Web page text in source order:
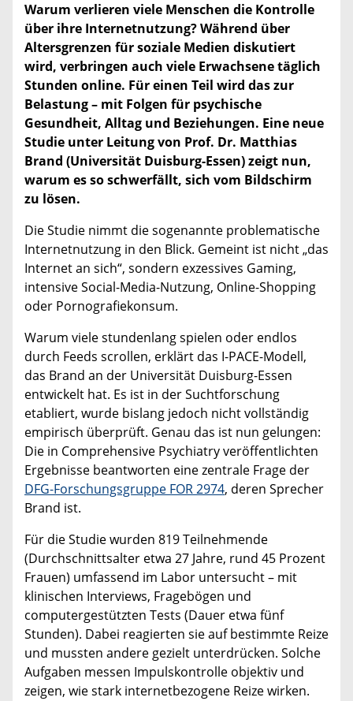
Warum verlieren viele Menschen die Kontrolle
über ihre Internetnutzung? Während über
Altersgrenzen für soziale Medien diskutiert
wird, verbringen auch viele Erwachsene täglich
Stunden online. Für einen Teil wird das zur
Belastung – mit Folgen für psychische
Gesundheit, Alltag und Beziehungen. Eine neue
Studie unter Leitung von Prof. Dr. Matthias
Brand (Universität Duisburg-Essen) zeigt nun,
warum es so schwerfällt, sich vom Bildschirm
zu lösen.
Die Studie nimmt die sogenannte problematische
Internetnutzung in den Blick. Gemeint ist nicht „das
Internet an sich“, sondern exzessives Gaming,
intensive Social-Media-Nutzung, Online-Shopping
oder Pornografiekonsum.
Warum viele stundenlang spielen oder endlos
durch Feeds scrollen, erklärt das I-PACE-Modell,
das Brand an der Universität Duisburg-Essen
entwickelt hat. Es ist in der Suchtforschung
etabliert, wurde bislang jedoch nicht vollständig
empirisch überprüft. Genau das ist nun gelungen:
Die in Comprehensive Psychiatry veröffentlichten
Ergebnisse beantworten eine zentrale Frage der
DFG-Forschungsgruppe FOR 2974, deren Sprecher
Brand ist.
Für die Studie wurden 819 Teilnehmende
(Durchschnittsalter etwa 27 Jahre, rund 45 Prozent
Frauen) umfassend im Labor untersucht – mit
klinischen Interviews, Fragebögen und
computergestützten Tests (Dauer etwa fünf
Stunden). Dabei reagierten sie auf bestimmte Reize
und mussten andere gezielt unterdrücken. Solche
Aufgaben messen Impulskontrolle objektiv und
zeigen, wie stark internetbezogene Reize wirken.